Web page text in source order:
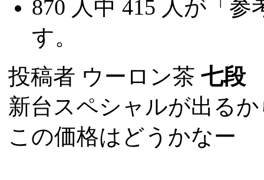
870 人中 415 人が「参
す。
投稿者 ウーロン茶 七段
新台スペシャルが出る
この価格はどうかなー